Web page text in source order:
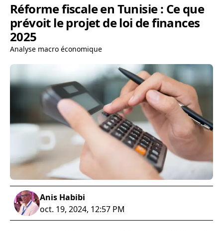
Réforme fiscale en Tunisie : Ce que
prévoit le projet de loi de finances
2025
Analyse macro économique
Anis Habibi
oct. 19, 2024, 12:57 PM